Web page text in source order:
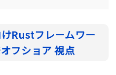
Rustフレームワー
フショア 視点